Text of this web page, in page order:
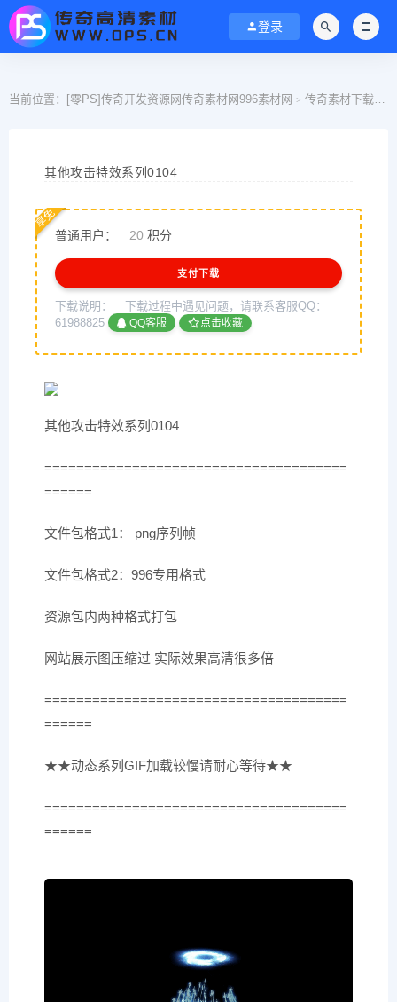
登录
当前位置： [零PS]传奇开发资源网传奇素材网996素材网 > 传奇素材下载
其他攻击特效系列0104
普通用户： 20 积分
享免
支付下载
下载说明：
下载过程中遇见问题，请联系客服QQ：
61988825
QQ客服 点击收藏
其他攻击特效系列0104
======================================
======
文件包格式1： png序列帧
文件包格式2：996专用格式
资源包内两种格式打包
网站展示图压缩过 实际效果高清很多倍
======================================
======
★★动态系列GIF加载较慢请耐心等待★★
======================================
======